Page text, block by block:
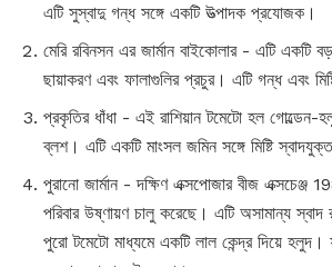
এটি সুস্বাদু গন্ধ সঙ্গে একটি উত্পাদক প্রযোজক।
মেরি রবিনসন এর জার্মান বাইকোলার - এটি একটি
ছায়াকরণ এবং ফালাগুলির প্রচুর। এটি গন্ধ এবং
প্রকৃতির ধাঁধা - এই রাশিয়ান টমেটো হল গোল্ডেন-
ব্লশ। এটি একটি মাংসল জমিন সঙ্গে মিষ্টি
পুরানো জার্মান - দক্ষিণ এক্সপোজার বীজ এক্সচেঞ্জ
পরিবার উষ্ণায়ণ চালু করেছে। এটি অসামান্য
পুরো টমেটো মাধ্যমে একটি লাল কেন্দ্র দিয়ে